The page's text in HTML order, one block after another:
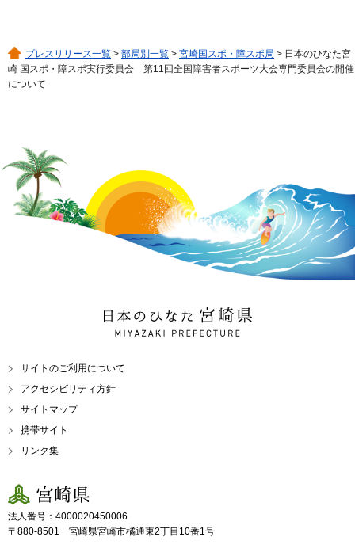
プレスリリース一覧 > 部局別一覧 > 宮崎国スポ・障スポ局 > 日本のひなた宮
崎 国スポ・障スポ実行委員会 第11回全国障害者スポーツ大会専門委員会の開催
について
日本のひなた 宮崎県
MIYAZAKI PREFECTURE
サイトのご利用について
アクセシビリティ方針
サイトマップ
携帯サイト
リンク集
宮崎県
法人番号：4000020450006
〒880-8501 宮崎県宮崎市橘通東2丁目10番1号